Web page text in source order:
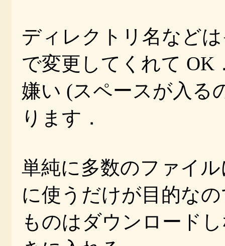
ディレクトリ名など
で変更してくれて OK
嫌い (スペースが入
ります．
単純に多数のファイ
に使うだけが目的な
ものはダウンロード